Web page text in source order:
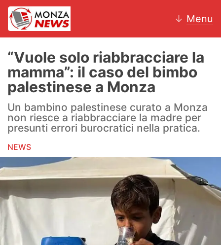
↓ Menu
News
AC Monza
Calcio
Motori
Volley
Hockey
Altri sport
Hockey
“Vuole solo riabbracciare la
mamma”: il caso del bimbo
palestinese a Monza
Un bambino palestinese curato a Monza
non riesce a riabbracciare la madre per
presunti errori burocratici nella pratica.
NEWS